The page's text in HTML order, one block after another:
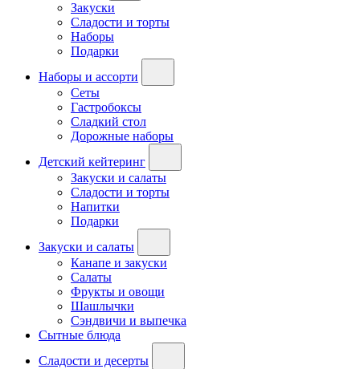
Закуски
Сладости и торты
Наборы
Подарки
Наборы и ассорти
Сеты
Гастробоксы
Сладкий стол
Дорожные наборы
Детский кейтеринг
Закуски и салаты
Сладости и торты
Напитки
Подарки
Закуски и салаты
Канапе и закуски
Салаты
Фрукты и овощи
Шашлычки
Сэндвичи и выпечка
Сытные блюда
Сладости и десерты